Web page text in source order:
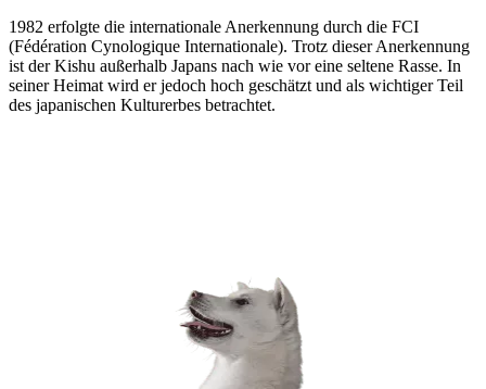
1982 erfolgte die internationale Anerkennung durch die FCI
(Fédération Cynologique Internationale). Trotz dieser Anerkennung
ist der Kishu außerhalb Japans nach wie vor eine seltene Rasse. In
seiner Heimat wird er jedoch hoch geschätzt und als wichtiger Teil
des japanischen Kulturerbes betrachtet.